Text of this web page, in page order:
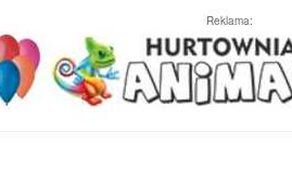
Reklama: